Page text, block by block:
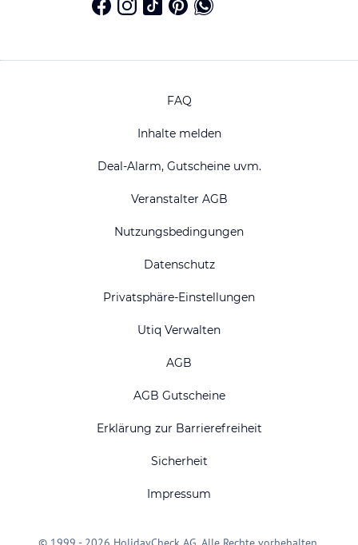
FAQ
Inhalte melden
Deal-Alarm, Gutscheine uvm.
Veranstalter AGB
Nutzungsbedingungen
Datenschutz
Privatsphäre-Einstellungen
Utiq Verwalten
AGB
AGB Gutscheine
Erklärung zur Barrierefreiheit
Sicherheit
Impressum